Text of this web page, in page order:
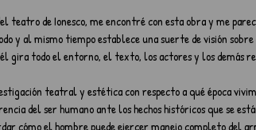
teatro de Ionesco, me encontré con esta obra y me
y al mismo tiempo establece una suerte de visión
gira todo el entorno, el texto, los actores y los demás
teatral y estética con respecto a qué época
del ser humano ante los hechos históricos que se
cómo el hombre puede ejercer manejo completo del